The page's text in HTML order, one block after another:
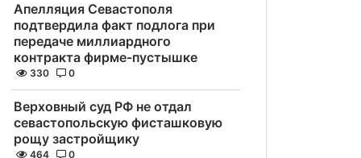
Апелляция Севастополя
подтвердила факт подлога при
передаче миллиардного
контракта фирме-пустышке
330 0
Верховный суд РФ не отдал
севастопольскую фисташковую
рощу застройщику
464 0